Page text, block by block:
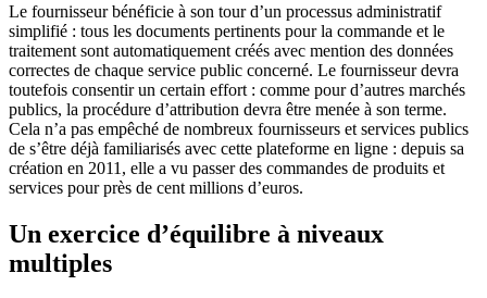
Le fournisseur bénéficie à son tour d’un processus administratif
simplifié : tous les documents pertinents pour la commande et le
traitement sont automatiquement créés avec mention des données
correctes de chaque service public concerné. Le fournisseur devra
toutefois consentir un certain effort : comme pour d’autres marchés
publics, la procédure d’attribution devra être menée à son terme.
Cela n’a pas empêché de nombreux fournisseurs et services publics
de s’être déjà familiarisés avec cette plateforme en ligne : depuis sa
création en 2011, elle a vu passer des commandes de produits et
services pour près de cent millions d’euros.
Un exercice d’équilibre à niveaux
multiples